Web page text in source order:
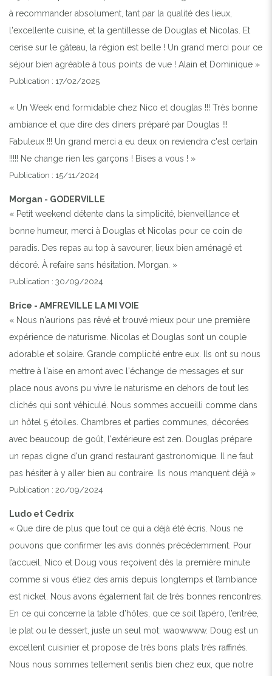
SOLARIUM AVEC SES TRANSATS
à recommander absolument, tant par la qualité des lieux,
l'excellente cuisine, et la gentillesse de Douglas et Nicolas. Et
cerise sur le gâteau, la région est belle ! Un grand merci pour ce
séjour bien agréable à tous points de vue ! Alain et Dominique »
Publication : 17/02/2025
« Un Week end formidable chez Nico et douglas !!! Très bonne
ambiance et que dire des diners préparé par Douglas !!!
Fabuleux !!! Un grand merci a eu deux on reviendra c'est certain
!!!!! Ne change rien les garçons ! Bises a vous ! »
Publication : 15/11/2024
Morgan - GODERVILLE
« Petit weekend détente dans la simplicité, bienveillance et
bonne humeur, merci à Douglas et Nicolas pour ce coin de
paradis. Des repas au top à savourer, lieux bien aménagé et
décoré. À refaire sans hésitation. Morgan. »
Publication : 30/09/2024
Brice - AMFREVILLE LA MI VOIE
« Nous n'aurions pas rêvé et trouvé mieux pour une première
expérience de naturisme. Nicolas et Douglas sont un couple
adorable et solaire. Grande complicité entre eux. Ils ont su nous
mettre à l'aise en amont avec l'échange de messages et sur
place nous avons pu vivre le naturisme en dehors de tout les
clichés qui sont véhiculé. Nous sommes accueilli comme dans
un hôtel 5 étoiles. Chambres et parties communes, décorées
avec beaucoup de goût, l'extérieure est zen. Douglas prépare
un repas digne d'un grand restaurant gastronomique. Il ne faut
pas hésiter à y aller bien au contraire. Ils nous manquent déjà »
Publication : 20/09/2024
Ludo et Cedrix
« Que dire de plus que tout ce qui a déjà été écris. Nous ne
pouvons que confirmer les avis donnés précédemment. Pour
l’accueil, Nico et Doug vous reçoivent dès la première minute
comme si vous étiez des amis depuis longtemps et l’ambiance
est nickel. Nous avons également fait de très bonnes rencontres.
En ce qui concerne la table d’hôtes, que ce soit l’apéro, l’entrée,
le plat ou le dessert, juste un seul mot: waowwww. Doug est un
excellent cuisinier et propose de très bons plats très raffinés.
Nous nous sommes tellement sentis bien chez eux, que notre